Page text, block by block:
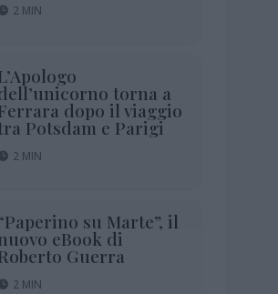
2 MIN
torna a
dopo il viaggio
tra Potsdam e Parigi
2 MIN
su Marte”, il
eBook di
Guerra
2 MIN